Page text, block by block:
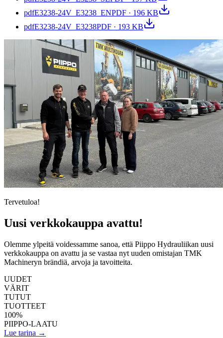
pdfE3238-24V_E3238_ENPDF · 196 KB
pdfE3238-24V_E3238PDF · 193 KB
Tervetuloa!
Uusi verkkokauppa avattu!
Olemme ylpeitä voidessamme sanoa, että Piippo Hydrauliikan uusi
verkkokauppa on avattu ja se vastaa nyt uuden omistajan TMK
Machineryn brändiä, arvoja ja tavoitteita.
UUDET
VÄRIT
TUTUT
TUOTTEET
100%
PIIPPO-LAATU
Lue tarina →